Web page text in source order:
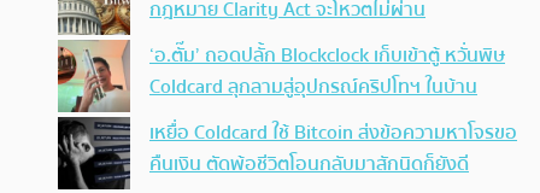
กฎหมาย Clarity Act จะโหวตไม่ผ่าน
‘อ.ตั๊ม’ ถอดปลั้ก Blockclock เก็บเข้าตู้ หวั่นพิษ
Coldcard ลุกลามสู่อุปกรณ์คริปโทฯ ในบ้าน
เหยื่อ Coldcard ใช้ Bitcoin ส่งข้อความหาโจรขอ
คืนเงิน ตัดพ้อชีวิตโอนกลับมาสักนิดก็ยังดี